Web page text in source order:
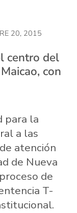
20, 2015
centro del
con
para la
a las
atención
de Nueva
de
T-